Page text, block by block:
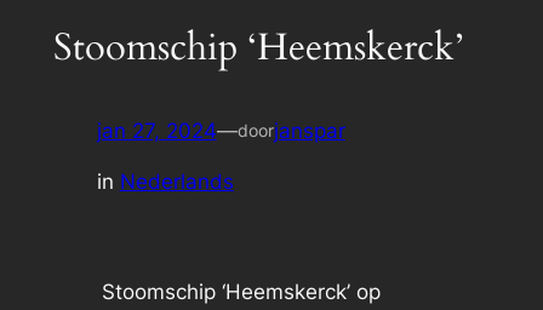
Stoomschip ‘Heemskerck’
jan 27, 2024—doorjanspar
in Nederlands
Stoomschip ‘Heemskerck’ op